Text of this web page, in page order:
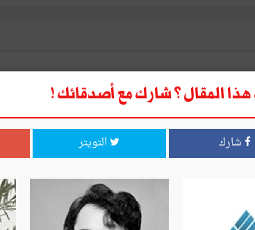
..!
المقال ؟ شارك مع أصدقائك !
شارك التويتر